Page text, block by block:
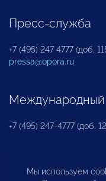
Пресс-служба
+7 (495) 247 4777 (доб.
pressa@opora.ru
+7 (495) 247-4777 (доб.
Бюро по защите
Мы используем